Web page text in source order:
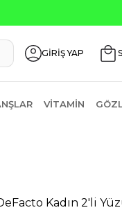
GİRİŞ YAP
VITAMIN
Kadın 2'li